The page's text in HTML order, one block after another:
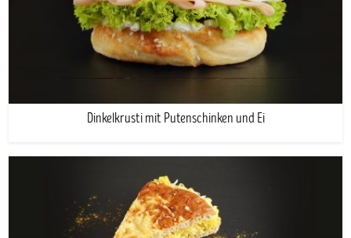
Dinkelkrusti mit Putenschinken und Ei